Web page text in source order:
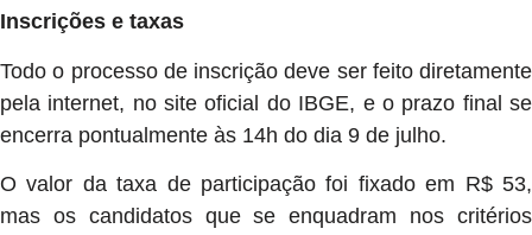
Inscrições e taxas
Todo o processo de inscrição deve ser feito diretamente
pela internet, no site oficial do IBGE, e o prazo final se
encerra pontualmente às 14h do dia 9 de julho.
O valor da taxa de participação foi fixado em R$ 53,
mas os candidatos que se enquadram nos critérios